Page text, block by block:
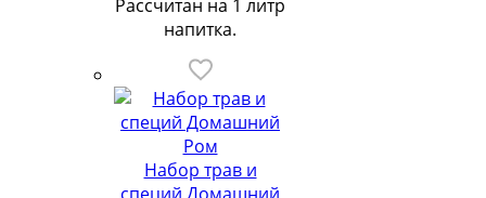
Рассчитан на 1 литр
напитка.
Набор трав и